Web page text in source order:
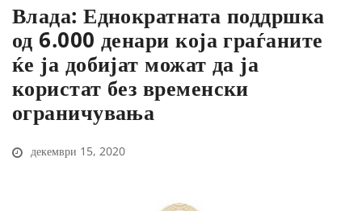
Влада: Еднократната поддршка
од 6.000 денари која граѓаните
ќе ја добијат можат да ја
користат без временски
ограничувања
декември 15, 2020